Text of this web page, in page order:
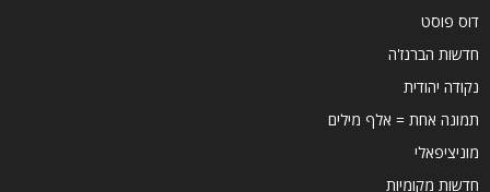
דוס פוסט
חדשות הברנז'ה
נקודה יהודית
תמונה אחת = אלף מילים
מוניציפאלי
חדשות מקומיות